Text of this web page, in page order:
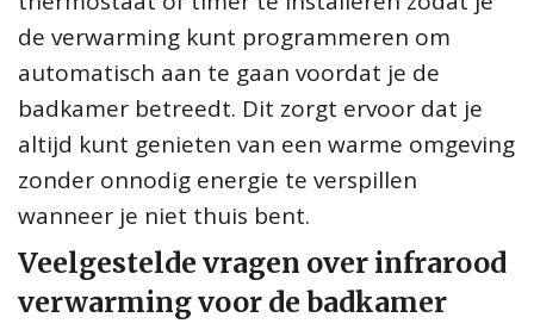
de verwarming kunt programmeren om
automatisch aan te gaan voordat je de
badkamer betreedt. Dit zorgt ervoor dat je
altijd kunt genieten van een warme omgeving
zonder onnodig energie te verspillen
wanneer je niet thuis bent.
Veelgestelde vragen over infrarood
verwarming voor de badkamer